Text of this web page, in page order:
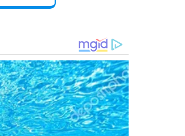
de crioula para a cultura piauiense.
de conversa foi seguida por um tour
na promoção da cultura no
A colaboração com oConselho
a formação cultural dos jovens